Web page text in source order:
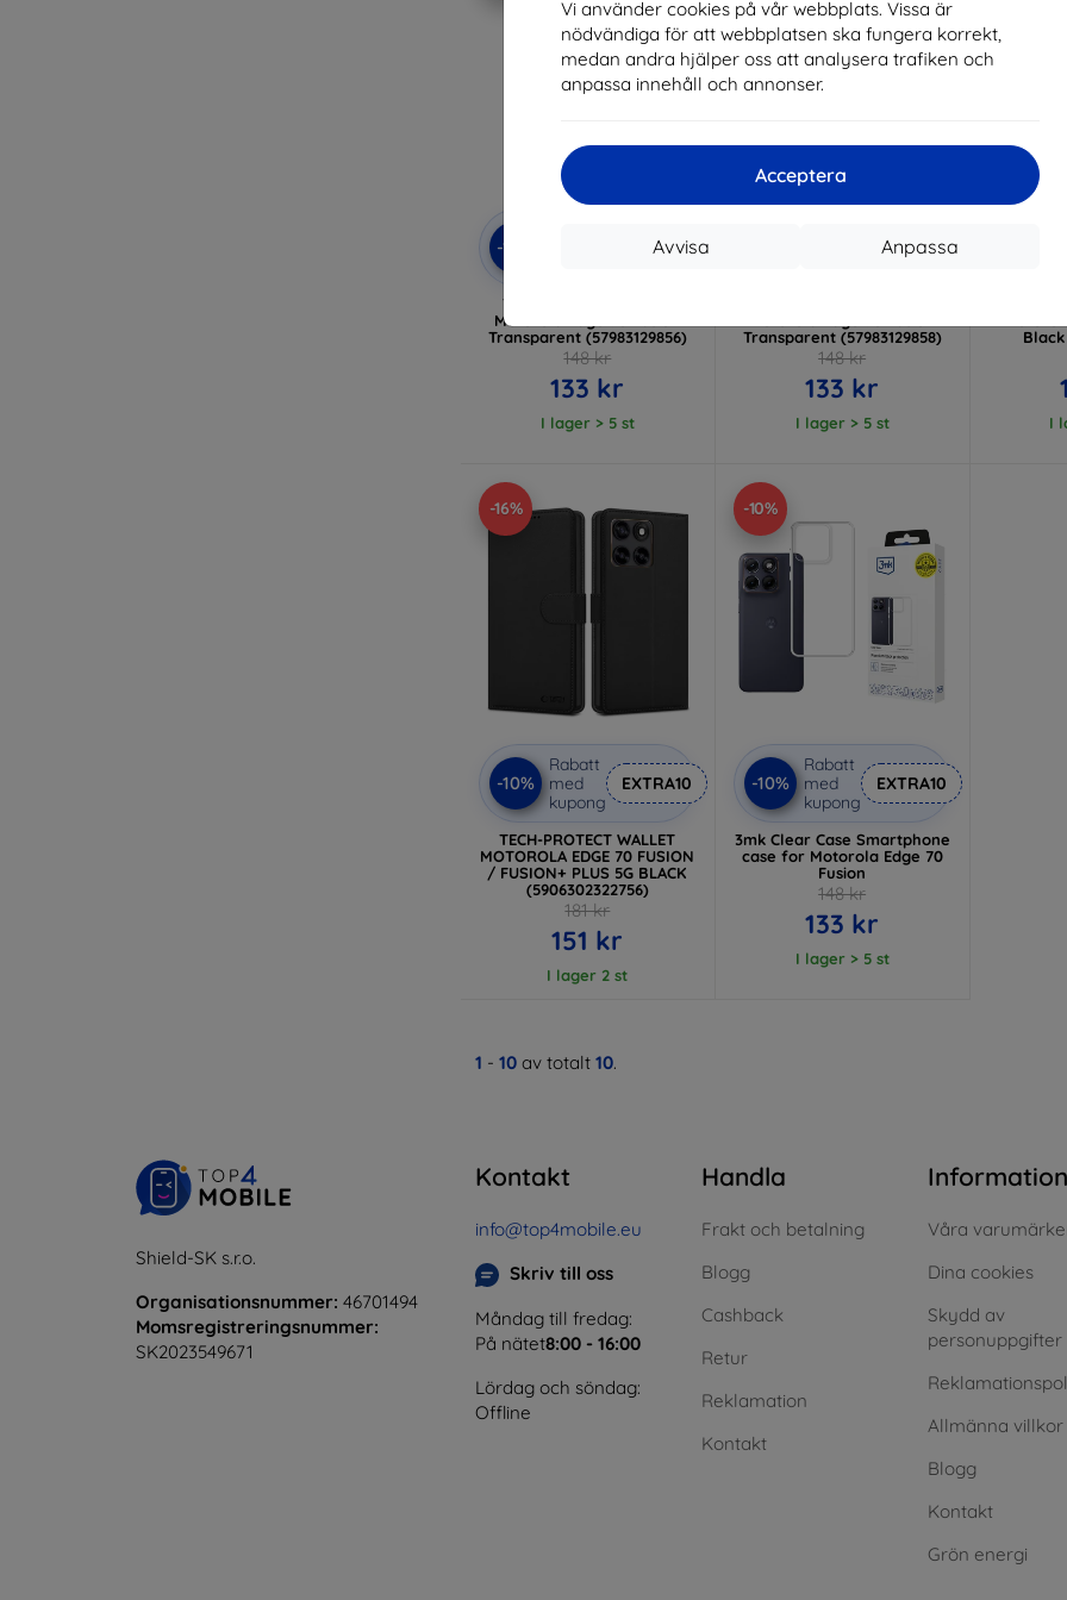
Vi använder cookies på vår webbplats. Vissa är
nödvändiga för att webbplatsen ska fungera korrekt,
medan andra hjälper oss att analysera trafiken och
anpassa innehåll och annonser.
Acceptera
Anpassa
Avvisa
-10% EXTRA10
Tactical TPU Cover for
Motorola Edge 70 Fusion
Transparent (57983129856)
148 kr
133 kr
I lager > 5 st
EXTRA10
Transparent (57983129858)
148 kr
133 kr
I lager > 5 st
Black
I
-16%
-10%
Rabatt
med
kupong
EXTRA10
TECH-PROTECT WALLET
MOTOROLA EDGE 70 FUSION
/ FUSION+ PLUS 5G BLACK
(5906302322756)
181 kr
151 kr
I lager 2 st
-10%
-10%
Rabatt
med
kupong
EXTRA10
3mk Clear Case Smartphone
case for Motorola Edge 70
Fusion
148 kr
133 kr
I lager > 5 st
1 - 10 av totalt 10.
Shield-SK s.r.o.
Organisationsnummer: 46701494
Momsregistreringsnummer:
SK2023549671
Kontakt
info@top4mobile.eu
Skriv till oss
Måndag till fredag:
På nätet8:00 - 16:00
Lördag och söndag:
Offline
Handla
Frakt och betalning
Blogg
Cashback
Retur
Reklamation
Kontakt
Information
Våra
Dina cookies
Skydd av
personuppgifter
Allmänna villkor
Blogg
Kontakt
Grön energi